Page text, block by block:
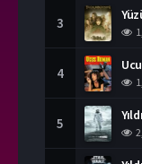
3
4
5